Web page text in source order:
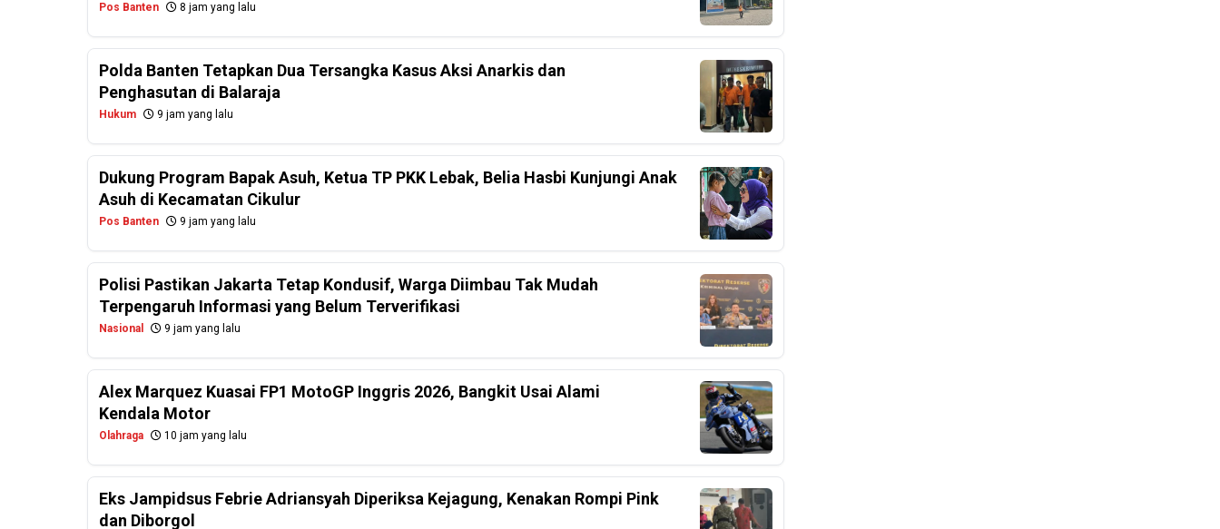
Pos Banten 8 jam yang lalu
Polda Banten Tetapkan Dua Tersangka Kasus Aksi Anarkis dan
Penghasutan di Balaraja
Hukum 9 jam yang lalu
Dukung Program Bapak Asuh, Ketua TP PKK Lebak, Belia Hasbi Kunjungi Anak
Asuh di Kecamatan Cikulur
Pos Banten 9 jam yang lalu
Polisi Pastikan Jakarta Tetap Kondusif, Warga Diimbau Tak Mudah
Terpengaruh Informasi yang Belum Terverifikasi
Nasional 9 jam yang lalu
Alex Marquez Kuasai FP1 MotoGP Inggris 2026, Bangkit Usai Alami
Kendala Motor
Olahraga 10 jam yang lalu
Eks Jampidsus Febrie Adriansyah Diperiksa Kejagung, Kenakan Rompi Pink
dan Diborgol